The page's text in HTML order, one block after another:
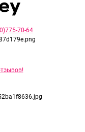
70-64